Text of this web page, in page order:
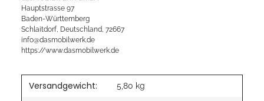
Hauptstrasse 97
Baden-Württemberg
Schlaitdorf, Deutschland, 72667
info@dasmobilwerk.de
https://www.dasmobilwerk.de
Versandgewicht: 5,80 kg